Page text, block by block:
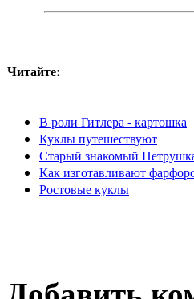
Читайте:
В роли Гитлера - картошка
Куклы путешествуют
Старый знакомый
Как изготавливают
Ростовые куклы